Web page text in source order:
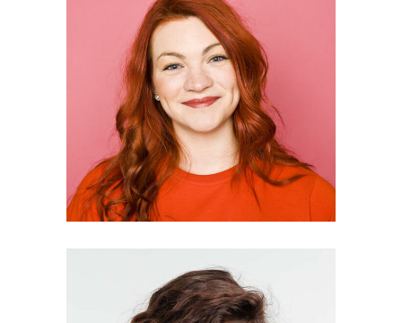
MARGARITA
VEGA
Designer